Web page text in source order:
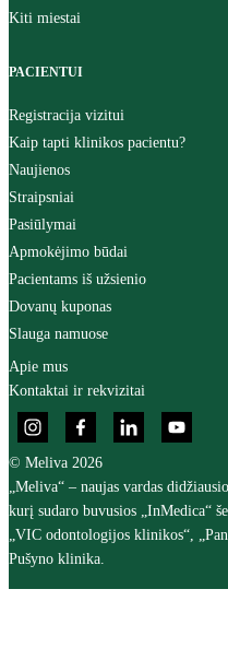
Kiti miestai
PACIENTUI
Registracija vizitui
Kaip tapti klinikos pacientu?
Naujienos
Straipsniai
Pasiūlymai
Apmokėjimo būdai
Pacientams iš užsienio
Dovanų kuponas
Slauga namuose
Apie mus
Kontaktai ir rekvizitai
© Meliva 2026
„Meliva“ – naujas vardas
kurį sudaro buvusios „InMedica“
„VIC odontologijos klinikos“,
Pušyno klinika.